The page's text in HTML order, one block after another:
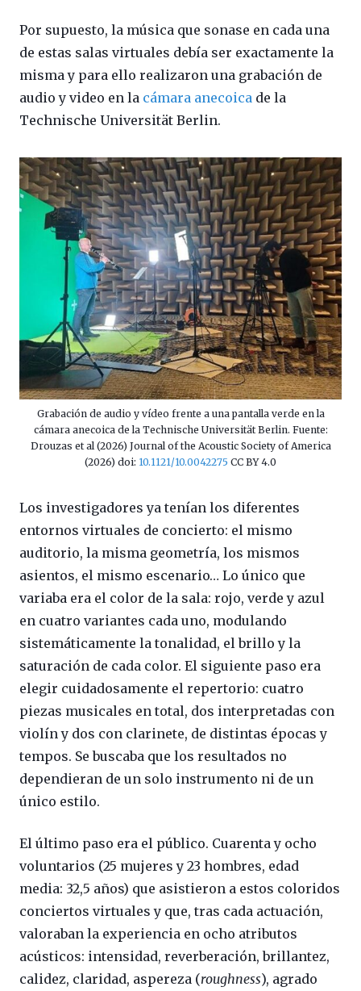
Por supuesto, la música que sonase en cada una
de estas salas virtuales debía ser exactamente la
misma y para ello realizaron una grabación de
audio y video en la cámara anecoica de la
Technische Universität Berlin.
Grabación de audio y vídeo frente a una pantalla verde en la
cámara anecoica de la Technische Universität Berlin. Fuente:
Drouzas et al (2026) Journal of the Acoustic Society of America
(2026) doi: 10.1121/10.0042275 CC BY 4.0
Los investigadores ya tenían los diferentes
entornos virtuales de concierto: el mismo
auditorio, la misma geometría, los mismos
asientos, el mismo escenario… Lo único que
variaba era el color de la sala: rojo, verde y azul
en cuatro variantes cada uno, modulando
sistemáticamente la tonalidad, el brillo y la
saturación de cada color. El siguiente paso era
elegir cuidadosamente el repertorio: cuatro
piezas musicales en total, dos interpretadas con
violín y dos con clarinete, de distintas épocas y
tempos. Se buscaba que los resultados no
dependieran de un solo instrumento ni de un
único estilo.
El último paso era el público. Cuarenta y ocho
voluntarios (25 mujeres y 23 hombres, edad
media: 32,5 años) que asistieron a estos coloridos
conciertos virtuales y que, tras cada actuación,
valoraban la experiencia en ocho atributos
acústicos: intensidad, reverberación, brillantez,
calidez, claridad, aspereza (roughness), agrado